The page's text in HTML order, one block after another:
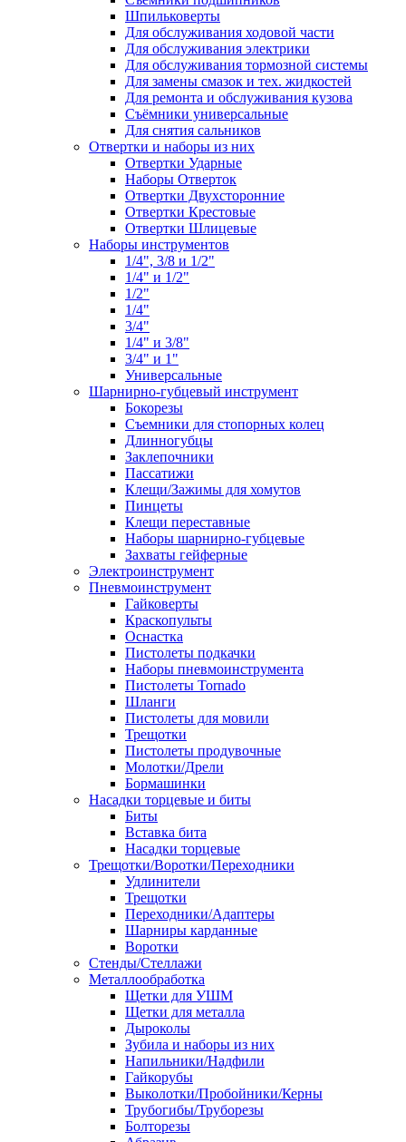
Шпильковерты
Для обслуживания ходовой части
Для обслуживания электрики
Для обслуживания тормозной системы
Для замены смазок и тех. жидкостей
Для ремонта и обслуживания кузова
Съёмники универсальные
Для снятия сальников
Отвертки и наборы из них
Отвертки Ударные
Наборы Отверток
Отвертки Двухсторонние
Отвертки Крестовые
Отвертки Шлицевые
Наборы инструментов
1/4", 3/8 и 1/2"
1/4" и 1/2"
1/2"
1/4"
3/4"
1/4" и 3/8"
3/4" и 1"
Универсальные
Шарнирно-губцевый инструмент
Бокорезы
Съемники для стопорных колец
Длинногубцы
Заклепочники
Пассатижи
Клещи/Зажимы для хомутов
Пинцеты
Клещи переставные
Наборы шарнирно-губцевые
Захваты гейферные
Электроинструмент
Пневмоинструмент
Гайковерты
Краскопульты
Оснастка
Пистолеты подкачки
Наборы пневмоинструмента
Пистолеты Tornado
Шланги
Пистолеты для мовили
Трещотки
Пистолеты продувочные
Молотки/Дрели
Бормашинки
Насадки торцевые и биты
Биты
Вставка бита
Насадки торцевые
Трещотки/Воротки/Переходники
Удлинители
Трещотки
Переходники/Адаптеры
Шарниры карданные
Воротки
Стенды/Стеллажи
Металлообработка
Щетки для УШМ
Щетки для металла
Дыроколы
Зубила и наборы из них
Напильники/Надфили
Гайкорубы
Выколотки/Пробойники/Керны
Трубогибы/Труборезы
Болторезы